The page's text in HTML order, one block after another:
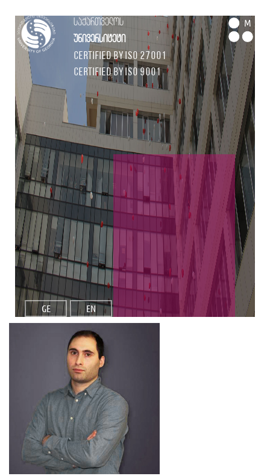
საქართველოს
უნივერსიტეტი
Certified by ISO 27001
Certified by ISO 9001
M
GE EN